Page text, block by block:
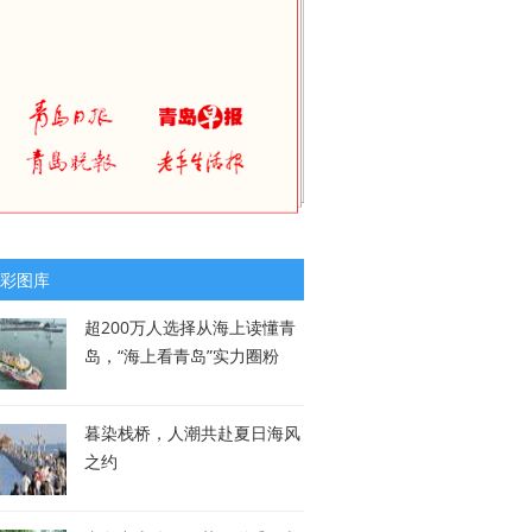
图库
超200万人选择从海上读懂青
岛，“海上看青岛”实力圈粉
暮染栈桥，人潮共赴夏日海风
之约